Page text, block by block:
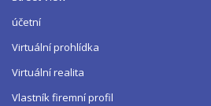
účetní
Virtuální prohlídka
Virtuální realita
Vlastník firemní profil